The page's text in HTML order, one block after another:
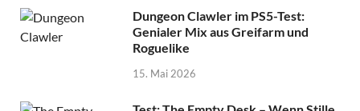
Dungeon Clawler im PS5-Test:
Genialer Mix aus Greifarm und
Roguelike
15. Mai 2026